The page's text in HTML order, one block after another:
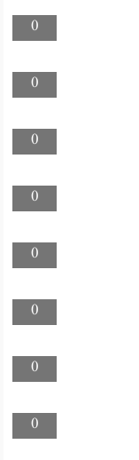
0
0
0
0
0
0
0
0